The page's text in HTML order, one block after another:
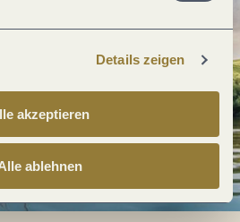
Details zeigen
akzeptieren
ablehnen